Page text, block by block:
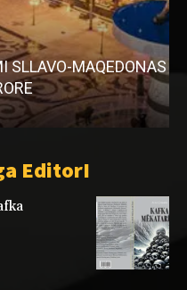
MAQEDONAS –
EditorI